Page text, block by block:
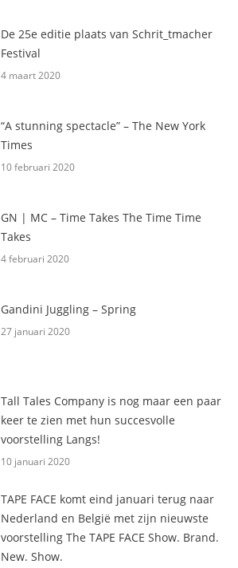
De 25e editie plaats van Schrit_tmacher
Festival
4 maart 2020
“A stunning spectacle” – The New York
Times
10 februari 2020
GN | MC – Time Takes The Time Time
Takes
4 februari 2020
Gandini Juggling – Spring
27 januari 2020
Tall Tales Company is nog maar een paar
keer te zien met hun succesvolle
voorstelling Langs!
10 januari 2020
TAPE FACE komt eind januari terug naar
Nederland en België met zijn nieuwste
voorstelling The TAPE FACE Show. Brand.
New. Show.